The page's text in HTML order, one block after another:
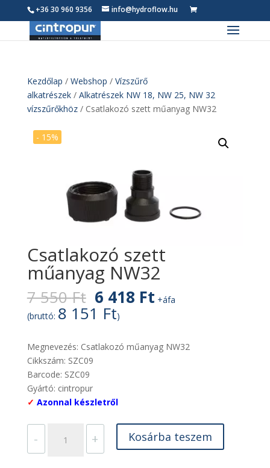
+36 30 960 9356 info@hydroflow.hu
Kezdőlap / Webshop / Vízszűrő
alkatrészek/ Alkatrészek NW 18, NW 25, NW 32
vízszűrőkhöz/ Csatlakozó szett műanyag NW32
- 15%
Csatlakozó szett
műanyag NW32
7 550Ft Original
price
was:
7
550 Ft.
6 418 FtCurrent
price
418 Ft.
+áfa
(bruttó: 8 151 Ft)
Megnevezés: Csatlakozó műanyag NW32
Cikkszám: SZC09
Barcode: SZC09
Gyártó: cintropur
✓ Azonnal készletről
-
szett
+ Kosárba teszem